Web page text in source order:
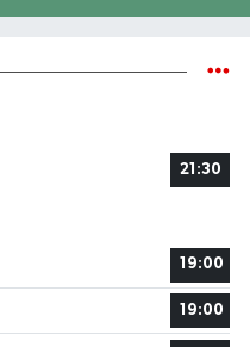
21:30
19:00
19:00